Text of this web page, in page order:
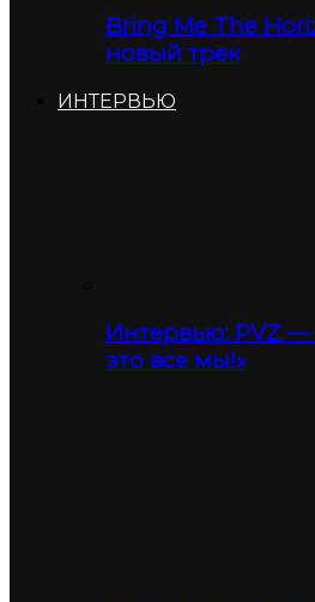
Bring Me The
новый трек
ИНТЕРВЬЮ
Интервью: PVZ
это все мы!»